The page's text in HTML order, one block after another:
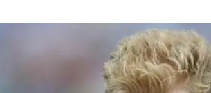
אביב
באר שבע
ליגה סינית
ליגה ברזילאית
ליגות נוספות